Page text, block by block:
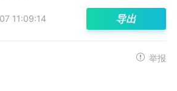
11:09:14 导出
举报